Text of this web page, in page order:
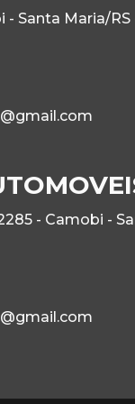
- Santa Maria/RS
- Camobi -